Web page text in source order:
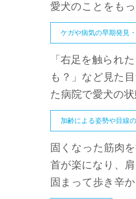
愛犬のことをも
ケガや病気の早期発見
「右足を触られ
も？」など見た
た病院で愛犬の
加齢による姿勢や目線
固くなった筋肉
首が楽になり、
固まって歩き辛